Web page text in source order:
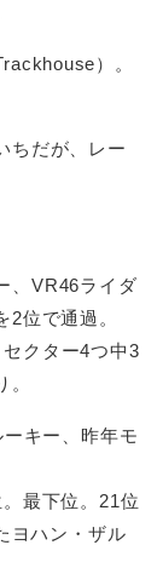
）。
ちだが、レー
、VR46ライダ
位で通過。
クター4つ中3
ーキー、昨年モ
最下位。21位
ヨハン・ザル